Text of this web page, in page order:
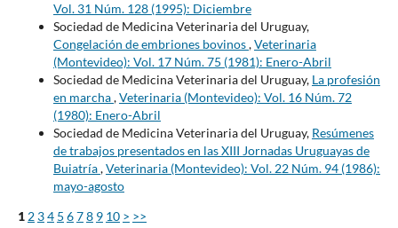
Vol. 31 Núm. 128 (1995): Diciembre
Sociedad de Medicina Veterinaria del Uruguay,
Congelación de embriones bovinos,Veterinaria
(Montevideo): Vol. 17 Núm. 75 (1981): Enero-Abril
Sociedad de Medicina Veterinaria del Uruguay, La profesión
en marcha,Veterinaria (Montevideo): Vol. 16 Núm. 72
(1980): Enero-Abril
Sociedad de Medicina Veterinaria del Uruguay, Resúmenes
de trabajos presentados en las XIII Jornadas Uruguayas de
Buiatría,Veterinaria (Montevideo): Vol. 22 Núm. 94 (1986):
mayo-agosto
1 2 34 5 678 9 10 > >>